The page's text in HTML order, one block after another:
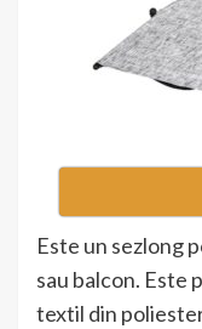
Este un sezlong
sau balcon. Este
textil din